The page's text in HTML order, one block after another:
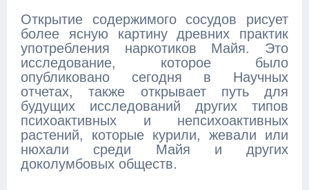
Открытие содержимого сосудов рисует
более ясную картину древних практик
употребления наркотиков Майя. Это
исследование, которое было
опубликовано сегодня в Научных
отчетах, также открывает путь для
будущих исследований других типов
психоактивных и непсихоактивных
растений, которые курили, жевали или
нюхали среди Майя и других
доколумбовых обществ.